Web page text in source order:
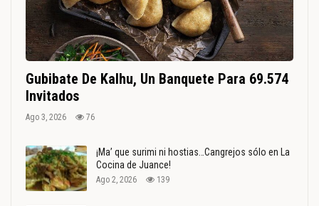
Gubibate De Kalhu, Un Banquete Para 69.574
Invitados
Ago 3, 2026 76
¡Ma’ que surimi ni hostias…Cangrejos sólo en La
Cocina de Juance!
Ago 2, 2026 139